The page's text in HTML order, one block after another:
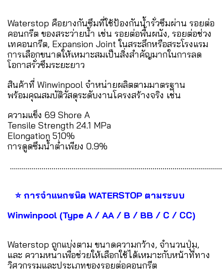
Waterstop คือยางกันซึมที่ใช้ป้องกันน้ำรั่วซึมผ่าน รอยต่อ
คอนกรีต ของสระว่ายน้ำ เช่น รอยต่อพื้นผนัง, รอยต่อช่วง
เทคอนกรีต, Expansion Joint ในสระลึกหรือสระโรงแรม
การเลือกขนาดให้เหมาะสมเป็นสิ่งสำคัญมากในการลด
โอกาสรั่วซึมระยะยาว
สินค้าที่ Winwinpool จำหน่ายผลิตตามมาตรฐาน
พร้อมคุณสมบัติวัสดุระดับงานโครงสร้างจริง เช่น
ความแข็ง 69 Shore A
Tensile Strength 24.1 MPa
Elongation 510%
การดูดซึมน้ำต่ำเพียง 0.9%
⭐ การจำแนกชนิด WATERSTOP ตามระบบ
Winwinpool (Type A / AA / B / BB / C / CC)
Waterstop ถูกแบ่งตาม ขนาดความกว้าง, จำนวนปุ่ม,
และ ความหนาเพื่อช่วยให้เลือกใช้ได้เหมาะกับหน้าที่ทาง
วิศวกรรมและประเภทของรอยต่อคอนกรีต